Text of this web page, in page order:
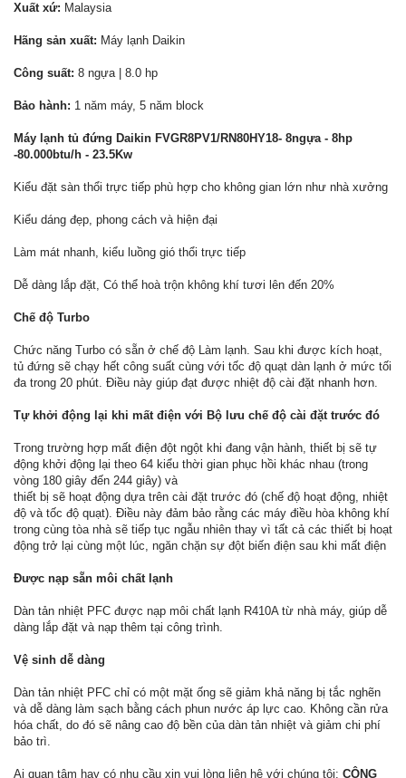
Xuất xứ: Malaysia
Hãng sản xuất: Máy lạnh Daikin
Công suất: 8 ngựa | 8.0 hp
Bảo hành: 1 năm máy, 5 năm block
Máy lạnh tủ đứng Daikin FVGR8PV1/RN80HY18- 8ngựa - 8hp
-80.000btu/h - 23.5Kw
Kiểu đặt sàn thổi trực tiếp phù hợp cho không gian lớn như nhà xưởng
Kiểu dáng đẹp, phong cách và hiện đại
Làm mát nhanh, kiểu luồng gió thổi trực tiếp
Dễ dàng lắp đặt, Có thể hoà trộn không khí tươi lên đến 20%
Chế độ Turbo
Chức năng Turbo có sẵn ở chế độ Làm lạnh. Sau khi được kích hoạt,
tủ đứng sẽ chạy hết công suất cùng với tốc độ quạt dàn lạnh ở mức tối
đa trong 20 phút. Điều này giúp đạt được nhiệt độ cài đặt nhanh hơn.
Tự khởi động lại khi mất điện với Bộ lưu chế độ cài đặt trước đó
Trong trường hợp mất điện đột ngột khi đang vận hành, thiết bị sẽ tự
động khởi động lại theo 64 kiểu thời gian phục hồi khác nhau (trong
vòng 180 giây đến 244 giây) và
thiết bị sẽ hoạt động dựa trên cài đặt trước đó (chế độ hoạt động, nhiệt
độ và tốc độ quạt). Điều này đảm bảo rằng các máy điều hòa không khí
trong cùng tòa nhà sẽ tiếp tục ngẫu nhiên thay vì tất cả các thiết bị hoạt
động trở lại cùng một lúc, ngăn chặn sự đột biến điện sau khi mất điện
Được nạp sẵn môi chất lạnh
Dàn tản nhiệt PFC được nạp môi chất lạnh R410A từ nhà máy, giúp dễ
dàng lắp đặt và nạp thêm tại công trình.
Vệ sinh dễ dàng
Dàn tản nhiệt PFC chỉ có một mặt ống sẽ giảm khả năng bị tắc nghẽn
và dễ dàng làm sạch bằng cách phun nước áp lực cao. Không cần rửa
hóa chất, do đó sẽ nâng cao độ bền của dàn tản nhiệt và giảm chi phí
bảo trì.
Ai quan tâm hay có nhu cầu xin vui lòng liên hệ với chúng tôi: CÔNG